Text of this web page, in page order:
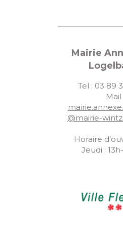
Mairie
Tel : 03 89
Mail
:
@mairie-
Horaire
Jeudi :